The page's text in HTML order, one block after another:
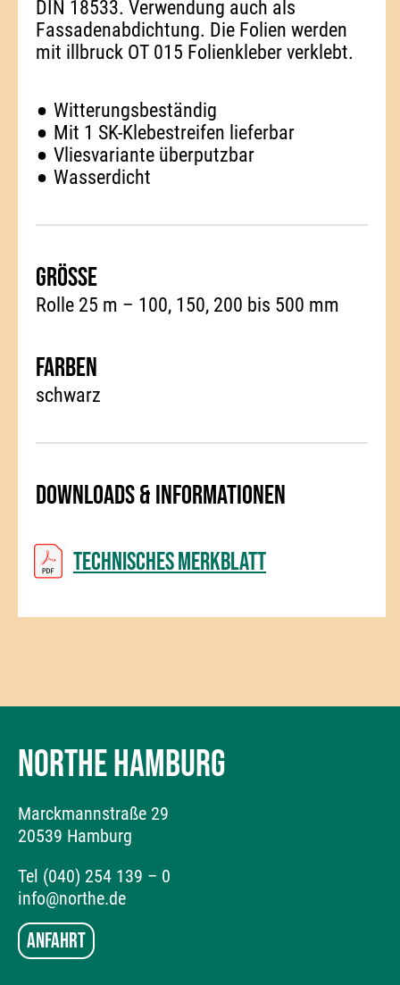
DIN 18533. Verwendung auch als
Fassadenabdichtung. Die Folien werden
mit illbruck OT 015 Folienkleber verklebt.
Witterungsbeständig
Mit 1 SK-Klebestreifen lieferbar
Vliesvariante überputzbar
Wasserdicht
Grösse
Rolle 25 m – 100, 150, 200 bis 500 mm
Farben
schwarz
Downloads & Informationen
Technisches Merkblatt
NORTHE HAMBURG
Marckmannstraße 29
20539 Hamburg
Tel (040) 254 139 – 0
info@northe.de
Anfahrt